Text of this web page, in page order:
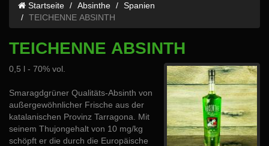
Startseite Absinthe
Spanien
TEICHENNE ABSINTH
TEICHENNE ABSINTH
0,5 l - 70% vol.
Smaragdgrüner Qualitäts-Absinth von
außergewöhnlicher Frische aus der
katalanischen Provinz Tarragona. Mit
seinem Thujongehalt von 10 mg/kg
schöpft er die durch die Europäische